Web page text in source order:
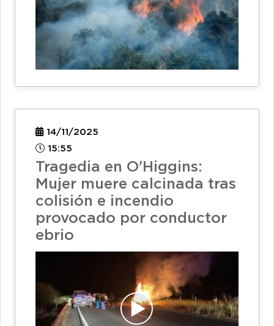
14/11/2025
15:55
Tragedia en O'Higgins:
Mujer muere calcinada tras
colisión e incendio
provocado por conductor
ebrio